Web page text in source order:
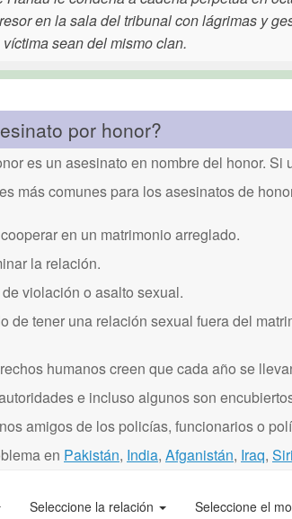
en la sala del tribunal con lágrimas y
sean del mismo clan.
por honor?
es un asesinato en nombre del honor.
más comunes para los asesinatos de
en un matrimonio arreglado.
la relación.
violación o asalto sexual.
de tener una relación sexual fuera del
humanos creen que cada año se
e incluso algunos son
amigos de los policías, funcionarios o
en Pakistán, India, Afganistán, Iraq,